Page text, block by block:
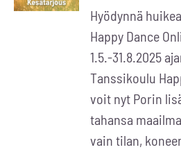
LISÄTIEDOT
oli:
121,20 €.
Hyödynnä
Happy Dance
1.5.-31.8.2025
Tanssikoulu
voit nyt Porin
tahansa
vain tilan,